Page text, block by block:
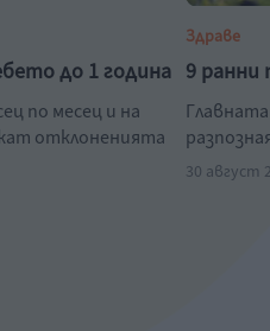
до 1 година
по месец и на
отклоненията
Здраве
9 ранни
30 август